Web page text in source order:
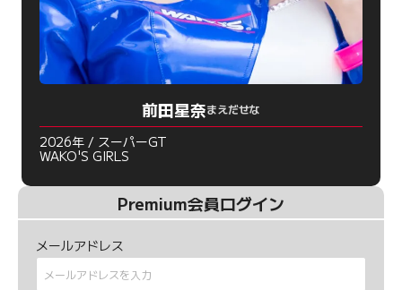
前田星奈まえだせな
2026年 / スーパーGT
WAKO'S GIRLS
Premium会員ログイン
メールアドレス